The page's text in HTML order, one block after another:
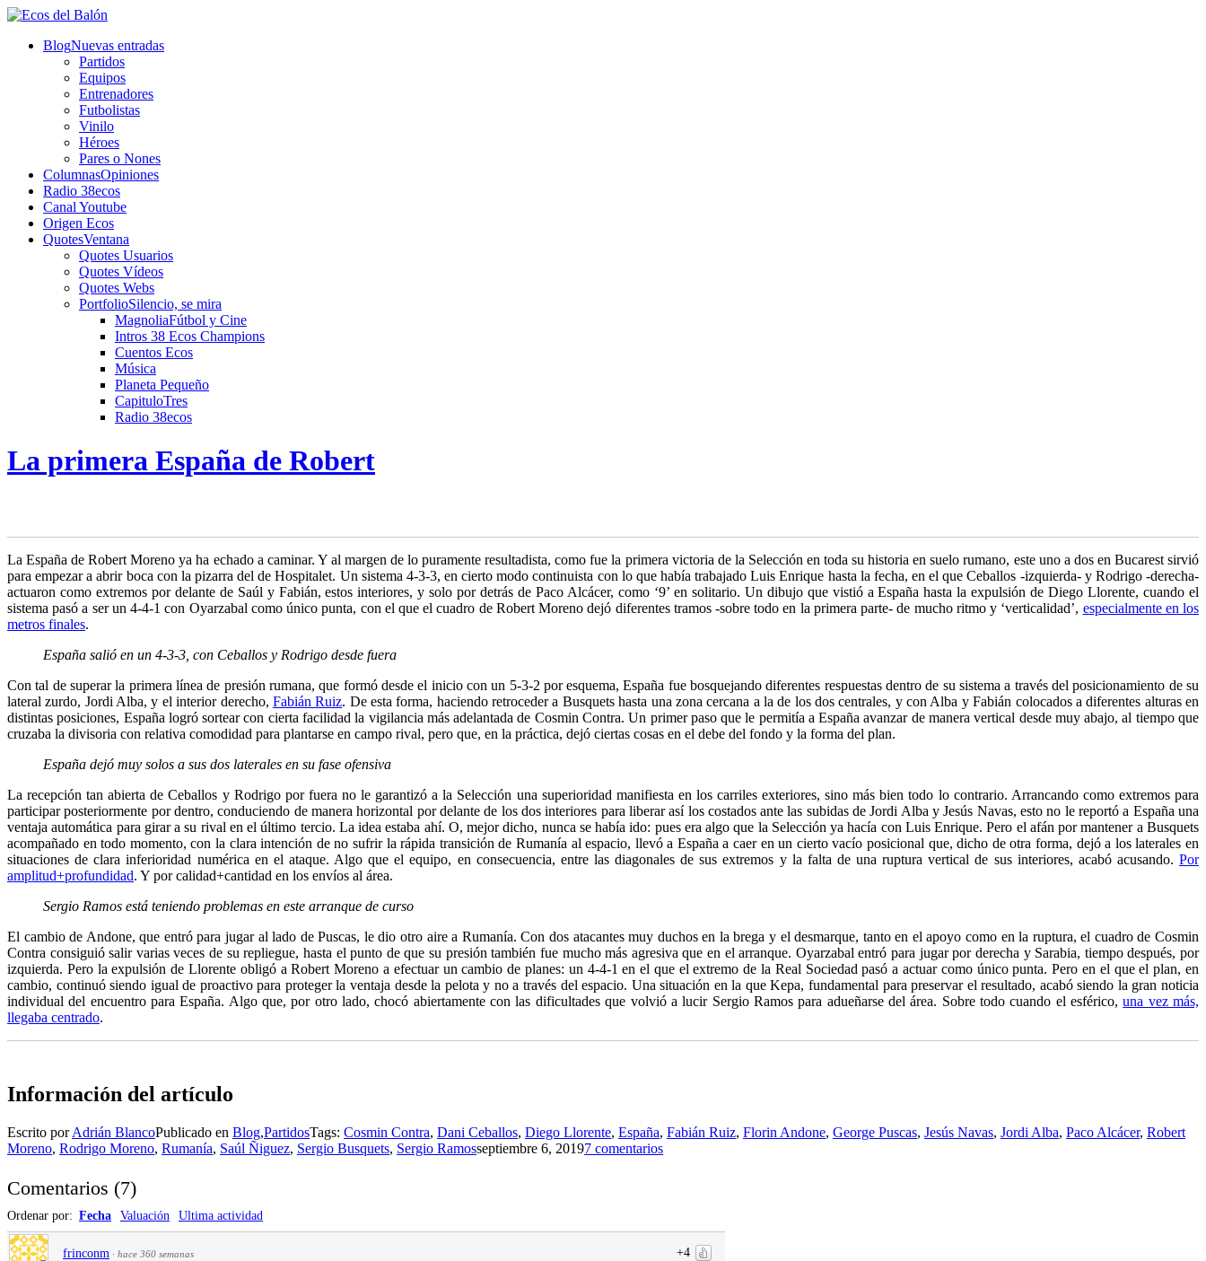
BlogNuevas entradas
Partidos
Equipos
Entrenadores
Futbolistas
Vinilo
Héroes
Pares o Nones
ColumnasOpiniones
Radio 38ecos
Canal Youtube
Origen Ecos
QuotesVentana
Quotes Usuarios
Quotes Vídeos
Quotes Webs
PortfolioSilencio, se mira
MagnoliaFútbol y Cine
Intros 38 Ecos Champions
Cuentos Ecos
Música
Planeta Pequeño
CapituloTres
Radio 38ecos
La primera España de Robert
La España de Robert Moreno ya ha echado a caminar. Y al margen de lo puramente resultadista, como fue la primera victoria de la Selección en toda su historia en suelo rumano, este uno a dos en Bucarest sirvió
para empezar a abrir boca con la pizarra del de Hospitalet. Un sistema 4-3-3, en cierto modo continuista con lo que había trabajado Luis Enrique hasta la fecha, en el que Ceballos -izquierda- y Rodrigo -derecha-
actuaron como extremos por delante de Saúl y Fabián, estos interiores, y solo por detrás de Paco Alcácer, como ‘9’ en solitario. Un dibujo que vistió a España hasta la expulsión de Diego Llorente, cuando el
sistema pasó a ser un 4-4-1 con Oyarzabal como único punta, con el que el cuadro de Robert Moreno dejó diferentes tramos -sobre todo en la primera parte- de mucho ritmo y ‘verticalidad’, especialmente en los
metros finales.
España salió en un 4-3-3, con Ceballos y Rodrigo desde fuera
Con tal de superar la primera línea de presión rumana, que formó desde el inicio con un 5-3-2 por esquema, España fue bosquejando diferentes respuestas dentro de su sistema a través del posicionamiento de su
lateral zurdo, Jordi Alba, y el interior derecho, Fabián Ruiz. De esta forma, haciendo retroceder a Busquets hasta una zona cercana a la de los dos centrales, y con Alba y Fabián colocados a diferentes alturas en
distintas posiciones, España logró sortear con cierta facilidad la vigilancia más adelantada de Cosmin Contra. Un primer paso que le permitía a España avanzar de manera vertical desde muy abajo, al tiempo que
cruzaba la divisoria con relativa comodidad para plantarse en campo rival, pero que, en la práctica, dejó ciertas cosas en el debe del fondo y la forma del plan.
España dejó muy solos a sus dos laterales en su fase ofensiva
La recepción tan abierta de Ceballos y Rodrigo por fuera no le garantizó a la Selección una superioridad manifiesta en los carriles exteriores, sino más bien todo lo contrario. Arrancando como extremos para
participar posteriormente por dentro, conduciendo de manera horizontal por delante de los dos interiores para liberar así los costados ante las subidas de Jordi Alba y Jesús Navas, esto no le reportó a España una
ventaja automática para girar a su rival en el último tercio. La idea estaba ahí. O, mejor dicho, nunca se había ido: pues era algo que la Selección ya hacía con Luis Enrique. Pero el afán por mantener a Busquets
acompañado en todo momento, con la clara intención de no sufrir la rápida transición de Rumanía al espacio, llevó a España a caer en un cierto vacío posicional que, dicho de otra forma, dejó a los laterales en
situaciones de clara inferioridad numérica en el ataque. Algo que el equipo, en consecuencia, entre las diagonales de sus extremos y la falta de una ruptura vertical de sus interiores, acabó acusando. Por
amplitud+profundidad. Y por calidad+cantidad en los envíos al área.
Sergio Ramos está teniendo problemas en este arranque de curso
El cambio de Andone, que entró para jugar al lado de Puscas, le dio otro aire a Rumanía. Con dos atacantes muy duchos en la brega y el desmarque, tanto en el apoyo como en la ruptura, el cuadro de Cosmin
Contra consiguió salir varias veces de su repliegue, hasta el punto de que su presión también fue mucho más agresiva que en el arranque. Oyarzabal entró para jugar por derecha y Sarabia, tiempo después, por
izquierda. Pero la expulsión de Llorente obligó a Robert Moreno a efectuar un cambio de planes: un 4-4-1 en el que el extremo de la Real Sociedad pasó a actuar como único punta. Pero en el que el plan, en
cambio, continuó siendo igual de proactivo para proteger la ventaja desde la pelota y no a través del espacio. Una situación en la que Kepa, fundamental para preservar el resultado, acabó siendo la gran noticia
individual del encuentro para España. Algo que, por otro lado, chocó abiertamente con las dificultades que volvió a lucir Sergio Ramos para adueñarse del área. Sobre todo cuando el esférico,una vez más,
llegaba centrado.
Información del artículo
Escrito porAdrián BlancoPublicado en Blog,PartidosTags: Cosmin Contra, Dani Ceballos, Diego Llorente, España, Fabián Ruiz, Florin Andone, George Puscas, Jesús Navas, Jordi Alba, Paco Alcácer, Robert
Moreno, Rodrigo Moreno, Rumanía, Saúl Ñiguez, Sergio Busquets, Sergio Ramosseptiembre 6, 20197 comentarios
Comentarios (7)
Ordenar por: Fecha Valuación Ultima actividad
+4
frinconm · hace 360 semanas